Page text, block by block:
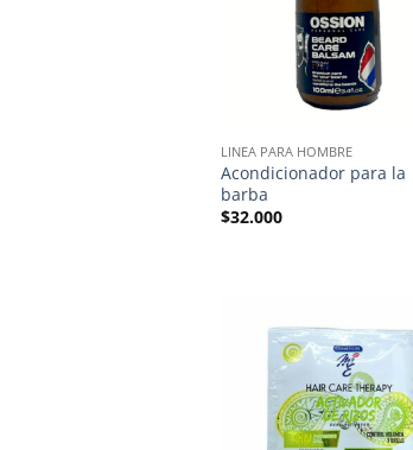
LINEA PARA HOMBRE
Acondicionador para la
barba
$32.000